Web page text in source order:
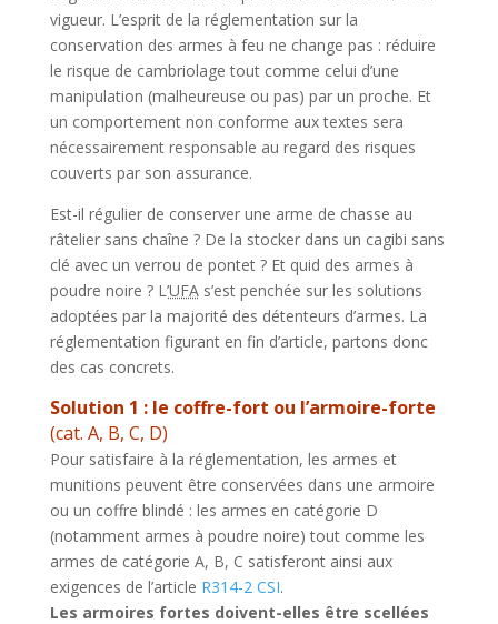
vigueur. L’esprit de la réglementation sur la
conservation des armes à feu ne change pas : réduire
le risque de cambriolage tout comme celui d’une
manipulation (malheureuse ou pas) par un proche. Et
un comportement non conforme aux textes sera
nécessairement responsable au regard des risques
couverts par son assurance.
Est-il régulier de conserver une arme de chasse au
râtelier sans chaîne ? De la stocker dans un cagibi sans
clé avec un verrou de pontet ? Et quid des armes à
poudre noire ? L’UFAs’est penchée sur les solutions
adoptées par la majorité des détenteurs d’armes. La
réglementation figurant en fin d’article, partons donc
des cas concrets.
Solution 1 : le coffre-fort ou l’armoire-forte
(cat. A, B, C, D)
Pour satisfaire à la réglementation, les armes et
munitions peuvent être conservées dans une armoire
ou un coffre blindé : les armes en catégorie D
(notamment armes à poudre noire) tout comme les
armes de catégorie A, B, C satisferont ainsi aux
exigences de l’article R314-2 CSI.
Les armoires fortes doivent-elles être scellées